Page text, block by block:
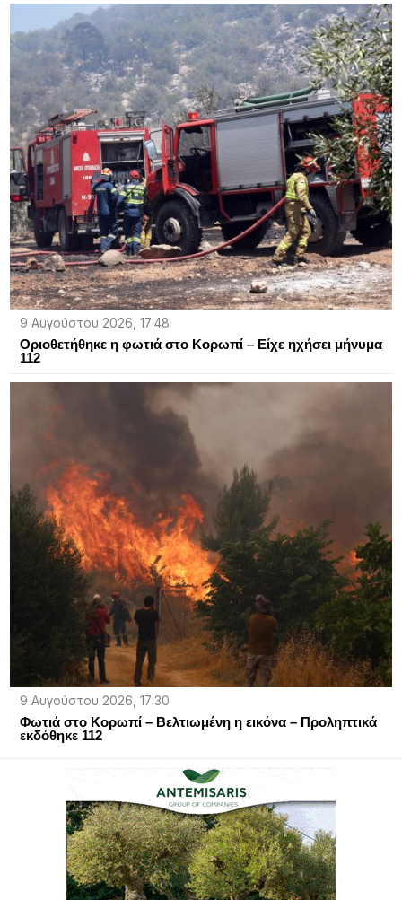
9 Αυγούστου 2026, 17:48
Οριοθετήθηκε η φωτιά στο Κορωπί – Είχε ηχήσει μήνυμα
112
9 Αυγούστου 2026, 17:30
Φωτιά στο Κορωπί – Βελτιωμένη η εικόνα – Προληπτικά
εκδόθηκε 112